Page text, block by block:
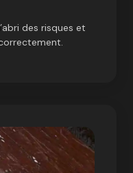
des risques et